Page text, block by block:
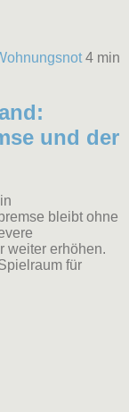
4 min
und der
bleibt ohne
weiter erhöhen.
für